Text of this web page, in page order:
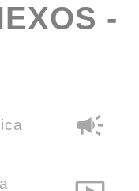
-
campaign